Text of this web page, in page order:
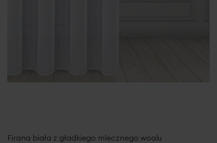
Firana biała z gładkiego mlecznego woalu